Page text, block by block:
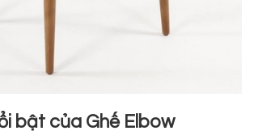
bật của Ghế Elbow